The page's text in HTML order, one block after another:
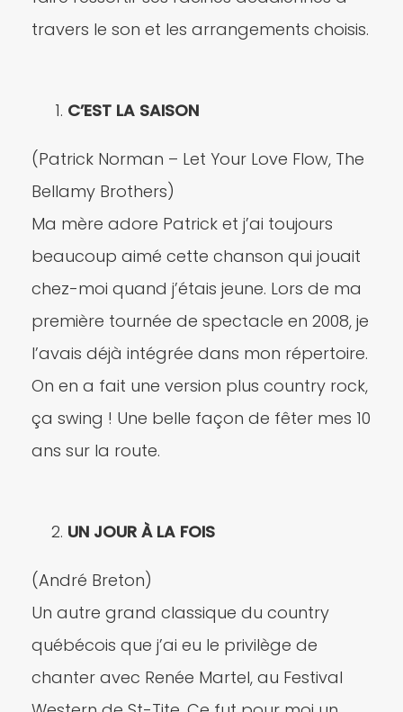
travers le son et les arrangements choisis.
C’EST LA SAISON
(Patrick Norman – Let Your Love Flow, The
Bellamy Brothers)
Ma mère adore Patrick et j’ai toujours
beaucoup aimé cette chanson qui jouait
chez-moi quand j’étais jeune. Lors de ma
première tournée de spectacle en 2008, je
l’avais déjà intégrée dans mon répertoire.
On en a fait une version plus country rock,
ça swing ! Une belle façon de fêter mes 10
ans sur la route.
UN JOUR À LA FOIS
(André Breton)
Un autre grand classique du country
québécois que j’ai eu le privilège de
chanter avec Renée Martel, au Festival